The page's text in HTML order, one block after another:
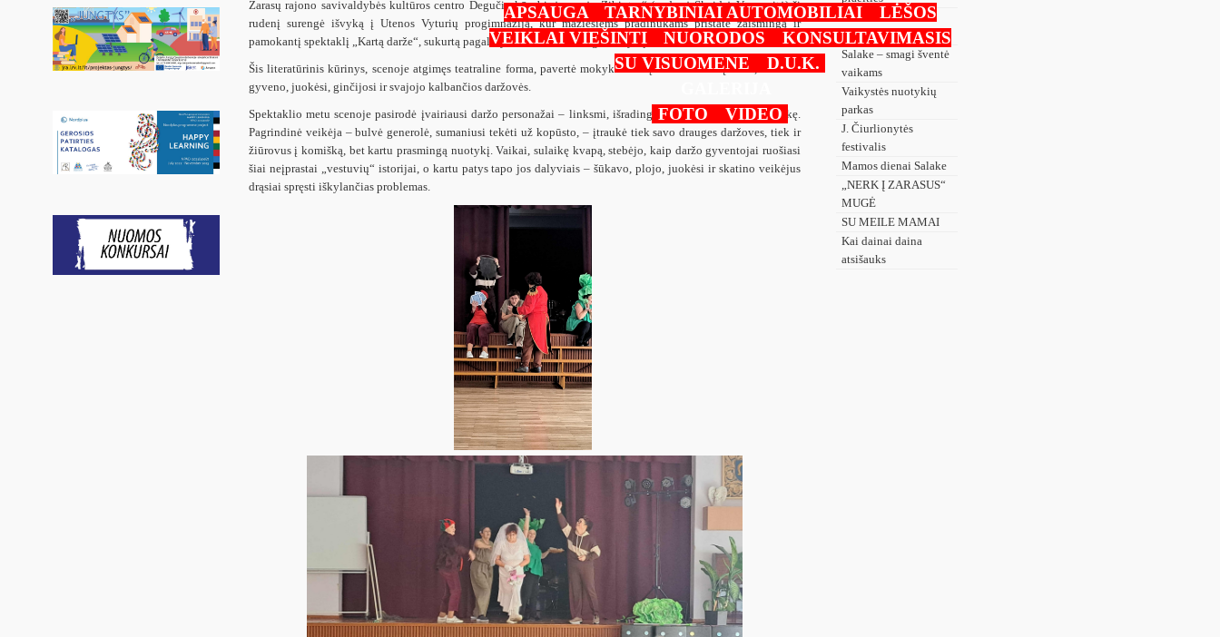
APSAUGA
TARNYBINIAI AUTOMOBILIAI
LĖŠOS
VEIKLAI VIEŠINTI
NUORODOS
KONSULTAVIMASIS
SU VISUOMENE
D.U.K.
FOTO
VIDEO
Zarasų rajono savivaldybės kultūros centro Degučių kūrybinė grupė „Žibintas“ (vadovė Skaidrė Vanagaitė) šį
rudenį surengė išvyką į Utenos Vyturių progimnaziją, kur mažiesiems pradinukams pristatė žaismingą ir
pamokantį spektaklį „Kartą darže“, sukurtą pagal Vytauto V. Landsbergio kūrybą.
Šis literatūrinis kūrinys, scenoje atgimęs teatraline forma, pavertė mokyklos salę tikru stebuklų sodu, kuriame
gyveno, juokėsi, ginčijosi ir svajojo kalbančios daržovės.
Spektaklio metu scenoje pasirodė įvairiausi daržo personažai – linksmi, išradingi, kartais net šiek tiek išdykę.
Pagrindinė veikėja – bulvė generolė, sumaniusi tekėti už kopūsto, – įtraukė tiek savo drauges daržoves, tiek ir
žiūrovus į komišką, bet kartu prasmingą nuotykį. Vaikai, sulaikę kvapą, stebėjo, kaip daržo gyventojai ruošiasi
šiai neįprastai „vestuvių“ istorijai, o kartu patys tapo jos dalyviais – šūkavo, plojo, juokėsi ir skatino veikėjus
drąsiai spręsti iškylančias problemas.
XXXIII SĖLOS
MUZIKANTAI
Salake – smagi šventė
vaikams
Vaikystės nuotykių
parkas
J. Čiurlionytės
festivalis
Mamos dienai Salake
„NERK Į ZARASUS“
MUGĖ
SU MEILE MAMAI
Kai dainai daina
atsišauks